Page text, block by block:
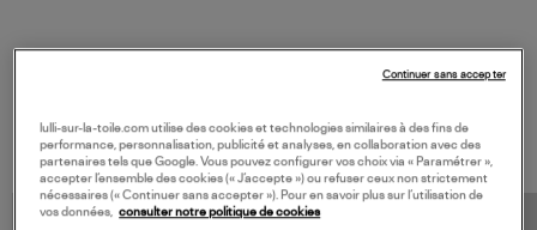
VOS DERNIERS PRODUITS VUS
lulli-sur-la-toile.com utilise des cookies et technologies similaires à des fins de
performance, personnalisation, publicité et analyses, en collaboration avec des
partenaires tels que Google. Vous pouvez configurer vos choix via « Paramétrer »,
accepter l’ensemble des cookies (« J’accepte ») ou refuser ceux non strictement
nécessaires (« Continuer sans accepter »). Pour en savoir plus sur l’utilisation de
vos données,
consulter notre politique de cookies
Continuer sans accepter